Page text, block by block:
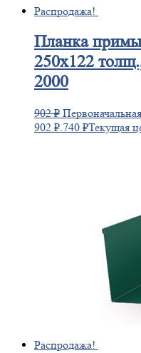
Распродажа!
Планка
250х122
2000
902₽
902 ₽.740 ₽Текущая
Распродажа!